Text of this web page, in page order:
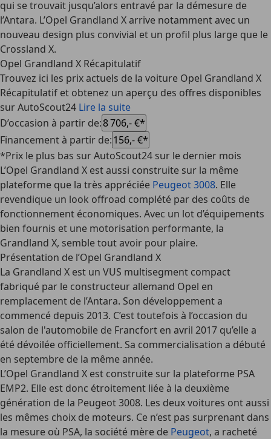
qui se trouvait jusqu’alors entravé par la démesure de
l’Antara. L’Opel Grandland X arrive notamment avec un
nouveau design plus convivial et un profil plus large que le
Crossland X.
Opel Grandland X Récapitulatif
Trouvez ici les prix actuels de la voiture Opel Grandland X
Récapitulatif et obtenez un aperçu des offres disponibles
sur AutoScout24 Lire la suite
D’occasion à partir de:8 706,- €*
Financement à partir de:156,- €*
*Prix le plus bas sur AutoScout24 sur le dernier mois
L’Opel Grandland X est aussi construite sur la même
plateforme que la très appréciée Peugeot 3008. Elle
revendique un look offroad complété par des coûts de
fonctionnement économiques. Avec un lot d’équipements
bien fournis et une motorisation performante, la
Grandland X, semble tout avoir pour plaire.
Présentation de l’Opel Grandland X
La Grandland X est un VUS multisegment compact
fabriqué par le constructeur allemand Opel en
remplacement de l’Antara. Son développement a
commencé depuis 2013. C’est toutefois à l’occasion du
salon de l'automobile de Francfort en avril 2017 qu’elle a
été dévoilée officiellement. Sa commercialisation a débuté
en septembre de la même année.
L’Opel Grandland X est construite sur la plateforme PSA
EMP2. Elle est donc étroitement liée à la deuxième
génération de la Peugeot 3008. Les deux voitures ont aussi
les mêmes choix de moteurs. Ce n’est pas surprenant dans
la mesure où PSA, la société mère de Peugeot, a racheté